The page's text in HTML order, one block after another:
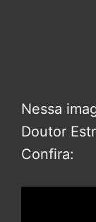
Nessa
Doutor
Confira: